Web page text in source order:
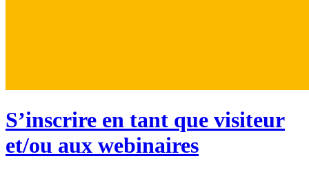
S’inscrire en tant que visiteur
et/ou aux webinaires